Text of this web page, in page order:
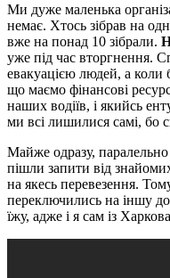
Ми дуже маленька
немає. Хтось зібрав на
вже на понад 10 зібрали.
уже під час вторгнення.
евакуацією людей, а коли
що маємо фінансові
наших водіїв, і якийсь
ми всі лишилися самі, бо
Майже одразу,
пішли запити від
на якесь перевезення.
переключились на іншу
їжу, адже і я сам із